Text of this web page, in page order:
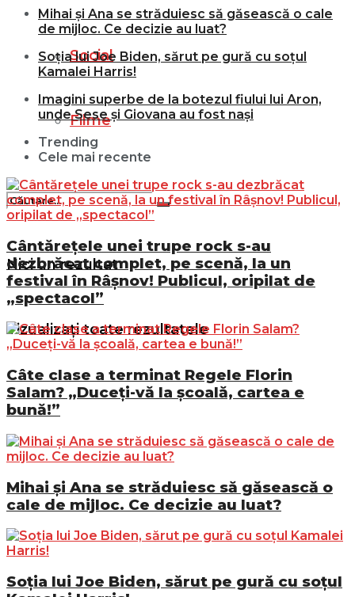
Social
Filme
Nici un rezultat
Vizualizați toate rezultatele
Mihai și Ana se străduiesc să găsească o cale
de mijloc. Ce decizie au luat?
Soția lui Joe Biden, sărut pe gură cu soțul
Kamalei Harris!
Imagini superbe de la botezul fiului lui Aron,
unde Sese și Giovana au fost nași
Trending
Cele mai recente
Cântărețele unei trupe rock s-au
dezbrăcat complet, pe scenă, la un
festival în Râșnov! Publicul, oripilat de
„spectacol”
Câte clase a terminat Regele Florin
Salam? „Duceți-vă la școală, cartea e
bună!”
Mihai și Ana se străduiesc să găsească o
cale de mijloc. Ce decizie au luat?
Soția lui Joe Biden, sărut pe gură cu soțul